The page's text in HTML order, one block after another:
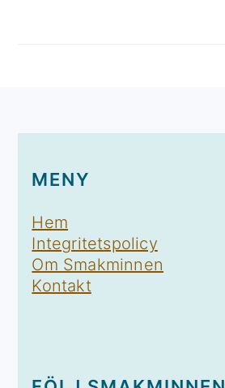
MENY
Hem
Integritetspolicy
Om Smakminnen
Kontakt